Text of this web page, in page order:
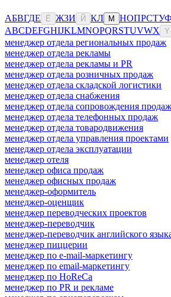
АБВГДЕ Ё ЖЗИ Й КЛ М НОПРСТУФ
ABCDEFGHIJKLMNOPQRSTUVWX Y
менеджер отдела региональных продаж
менеджер отдела рекламы
менеджер отдела рекламы и PR
менеджер отдела розничных продаж
менеджер отдела складской логистики
менеджер отдела снабжения
менеджер отдела сопровождения продаж
менеджер отдела телефонных продаж
менеджер отдела товародвижения
менеджер отдела управления проектами
менеджер отдела эксплуатации
менеджер отеля
менеджер офиса продаж
менеджер офисных продаж
менеджер-оформитель
менеджер-оценщик
менеджер переводческих проектов
менеджер-переводчик
менеджер-переводчик английского
менеджер пиццерии
менеджер по e-mail-маркетингу
менеджер по email-маркетингу
менеджер по HoReCa
менеджер по PR и рекламе